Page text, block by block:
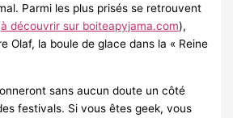
Parmi les plus prisés se retrouvent
à découvrir sur boiteapyjama.com),
Olaf, la boule de glace dans la « Reine
sans aucun doute un côté
festivals. Si vous êtes geek, vous